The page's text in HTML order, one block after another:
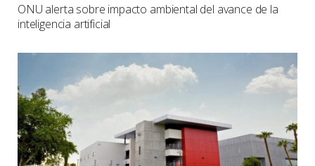
ONU alerta sobre impacto ambiental del avance de la
inteligencia artificial